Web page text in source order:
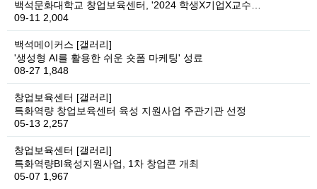
백석문화대학교 창업보육센터, '2024 학생X기업X교수…
09-11 2,004
백석메이커스 [갤러리]
'생성형 AI를 활용한 쉬운 숏폼 마케팅' 성료
08-27 1,848
창업보육센터 [갤러리]
특화역량 창업보육센터 육성 지원사업 주관기관 선정
05-13 2,257
창업보육센터 [갤러리]
특화역량BI육성지원사업, 1차 창업콘 개최
05-07 1,967